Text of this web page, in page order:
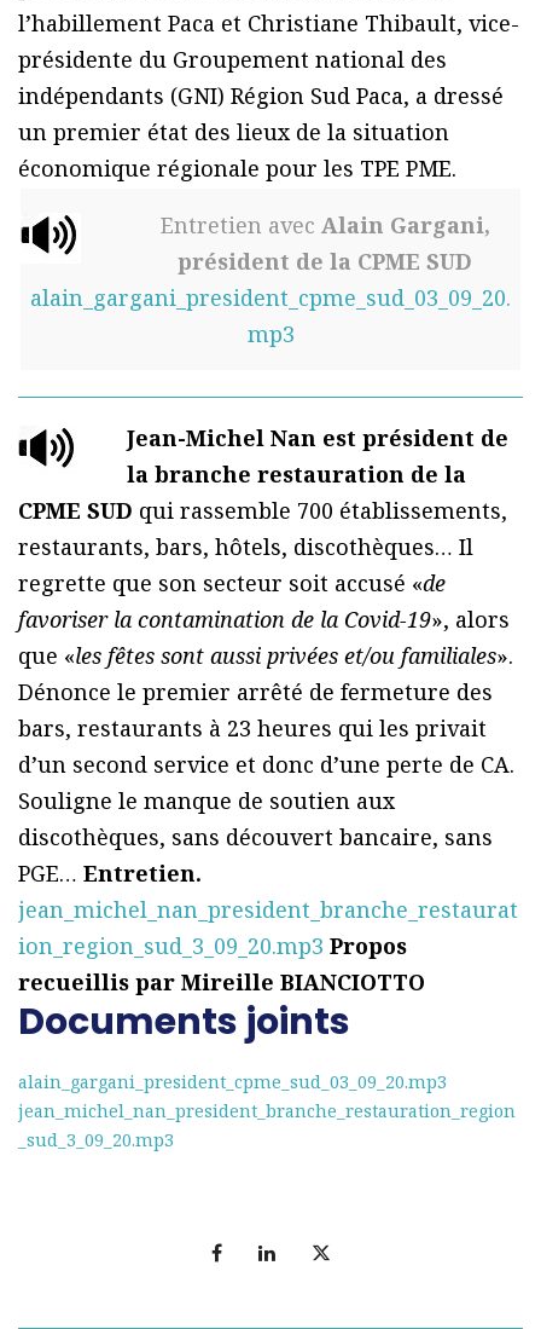
l’habillement Paca et Christiane Thibault, vice-
présidente du Groupement national des
indépendants (GNI) Région Sud Paca, a dressé
un premier état des lieux de la situation
économique régionale pour les TPE PME.
Entretien avec Alain Gargani,
président de la CPME SUD
alain_gargani_president_cpme_sud_03_09_20.
mp3
Jean-Michel Nan est président de
la branche restauration de la
CPME SUD qui rassemble 700 établissements,
restaurants, bars, hôtels, discothèques… Il
regrette que son secteur soit accusé «de
favoriser la contamination de la Covid-19», alors
que «les fêtes sont aussi privées et/ou familiales».
Dénonce le premier arrêté de fermeture des
bars, restaurants à 23 heures qui les privait
d’un second service et donc d’une perte de CA.
Souligne le manque de soutien aux
discothèques, sans découvert bancaire, sans
PGE… Entretien.
jean_michel_nan_president_branche_restaurat
ion_region_sud_3_09_20.mp3 Propos
recueillis par Mireille BIANCIOTTO
Documents joints
alain_gargani_president_cpme_sud_03_09_20.mp3
jean_michel_nan_president_branche_restauration_region
_sud_3_09_20.mp3